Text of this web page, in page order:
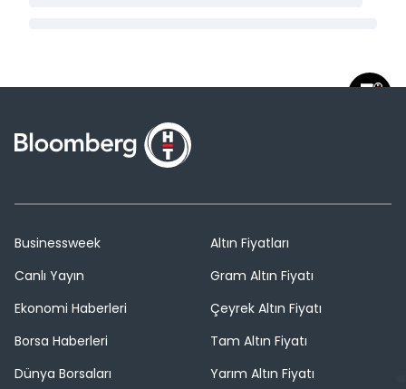
Businessweek
Canlı Yayın
Ekonomi Haberleri
Borsa Haberleri
Dünya Borsaları
Altın Fiyatları
Gram Altın Fiyatı
Çeyrek Altın Fiyatı
Tam Altın Fiyatı
Yarım Altın Fiyatı